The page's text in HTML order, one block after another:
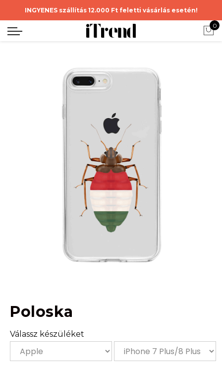
INGYENES szállítás 12.000 Ft feletti vásárlás esetén!
0
Poloska
Válassz készüléket